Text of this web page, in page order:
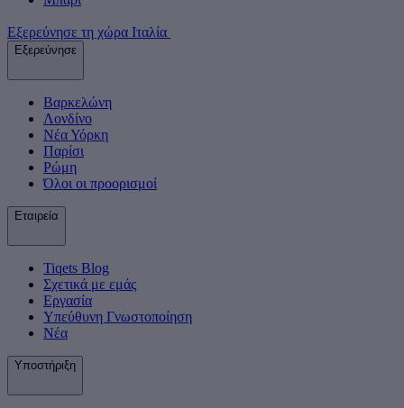
Εξερεύνησε τη χώρα Ιταλία
Εξερεύνησε
Βαρκελώνη
Λονδίνο
Νέα Υόρκη
Παρίσι
Ρώμη
Όλοι οι προορισμοί
Εταιρεία
Tiqets Βlog
Σχετικά με εμάς
Εργασία
Υπεύθυνη Γνωστοποίηση
Νέα
Υποστήριξη